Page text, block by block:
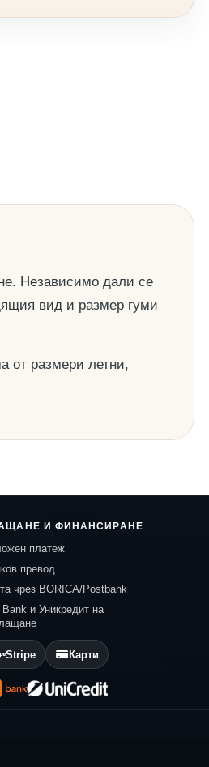
Независимо дали се
вид и размер гуми
от размери летни,
И ФИНАНСИРАНЕ
платеж
превод
чрез BORICA/Postbank
и Уникредит на
Stripe Карти